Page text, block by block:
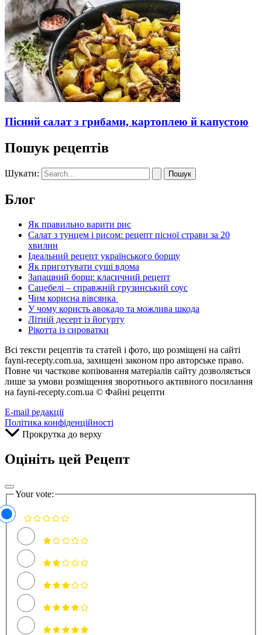
Пісний салат з грибами, картоплею й капустою
Пошук рецептів
Шукати:
Блог
Як правильно варити рис
Салат з тунцем і рисом: рецепт пісної страви за 20
хвилин
Ідеальний рецепт українського борщу
Як приготувати суші вдома
Запашний борщ: класичний рецепт
Сацебелі – справжній грузинський соус
Чим корисна вівсянка
У чому користь авокадо та можлива шкода
Літній десерт із йогурту
Рікотта із сироватки
Всі тексти рецептів та статей і фото, що розміщені на сайті
fayni-recepty.com.ua, захищені законом про авторське право.
Повне чи часткове копіювання матеріалів сайту дозволяється
лише за умови розміщення зворотнього активного посилання
на fayni-recepty.com.ua © Файні рецепти
E-mail редакції
Політика конфіденційності
Прокрутка до верху
Оцініть цей Рецепт
Your vote: